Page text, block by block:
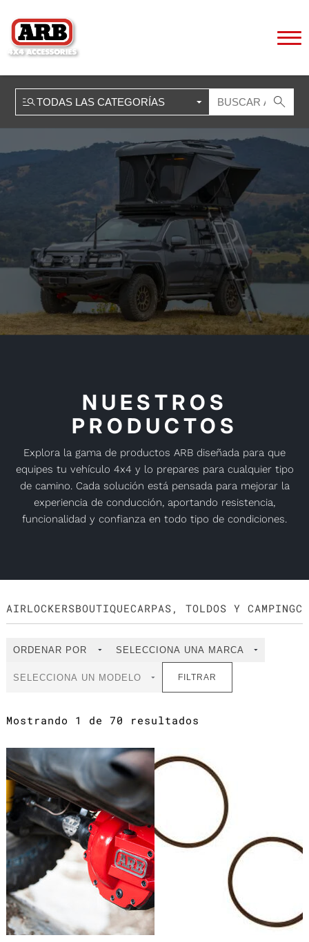
HOME»PRODUCTOS
NUESTROS
PRODUCTOS
Explora la gama de productos ARB diseñada para que
equipes tu vehículo 4x4 y lo prepares para cualquier tipo
de camino. Cada solución está pensada para mejorar la
experiencia de conducción, aportando resistencia,
funcionalidad y confianza en todo tipo de condiciones.
AIRLOCKERSBOUTIQUECARPAS, TOLDOS Y CAMPING
FILTRAR
Mostrando 1 de 70 resultados